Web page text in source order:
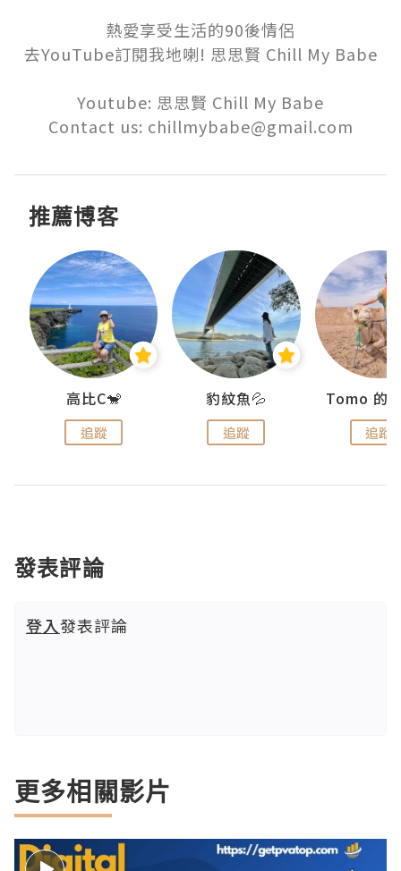
熱愛享受生活的90後情侶
去YouTube訂閱我地喇! 思思賢 Chill My Babe
Youtube: 思思賢 Chill My Babe
Contact us: chillmybabe@gmail.com
推薦博客
高比C🐒
追蹤
豹紋魚💦
追蹤 追蹤
發表評論
登入發表評論
更多相關影片